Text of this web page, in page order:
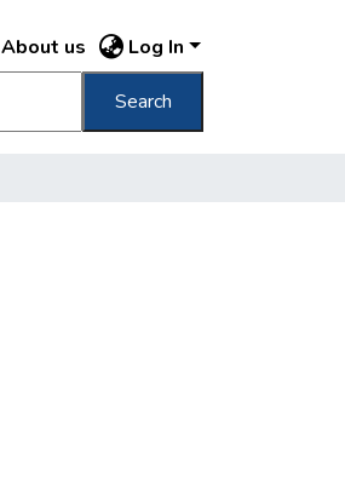
About us Log In
Search